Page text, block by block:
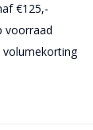
€125,-
voorraad
volumekorting